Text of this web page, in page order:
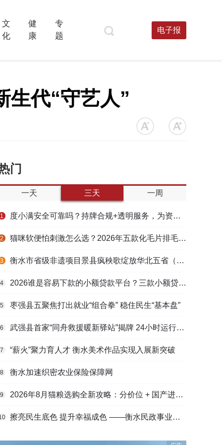
文
化
健
康
专
题
电子报
生代“守艺人”
门
一天 三天 一周
1 度小满安全可靠吗？持牌合规+透明服务，为资金周转筑牢多重保障
2 猫咪软便怕刺激怎么选？2026年五款化毛片排毛护肠避坑指南
3 衡水市省级非遗项目景县疯秧歌绽放华北五省（区）市舞蹈大赛舞台
4 2026谁是容易下款的小额贷款平台？三款小额贷款产品全面对比
5 枣强县五聚焦打出就业“组合拳” 稳住民生“基本盘”
6 武强县首家“同舟救援暖新驿站”揭牌 24小时运行守护户外劳动者
7 “薪火”聚力育人才 衡水美术作品实现入展新突破
8 衡水加速织密农业保险保障网
9 2026年8月猫粮选购全新攻略：分价位 + 国产进口测评，幼猫 / 成猫 / 老年猫适配，口碑好粮
擦亮民生底色 提升幸福成色 ——衡水民政事业高质量发展综述